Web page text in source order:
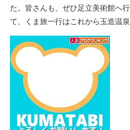
た。皆さんも、ぜひ足立美術館へ
て、くま旅一行はこれから玉造温